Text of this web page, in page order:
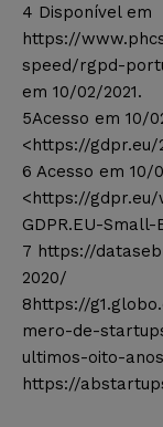
4 Disponível em
https://
speed/rgpd-
em 10/02/2021.
5Acesso em 10/
<https://gdpr.eu/
6 Acesso em 10/
<https://
GDPR.EU-
7 https://
2020/
8https://
mero-de-
ultimos-oito-
https://